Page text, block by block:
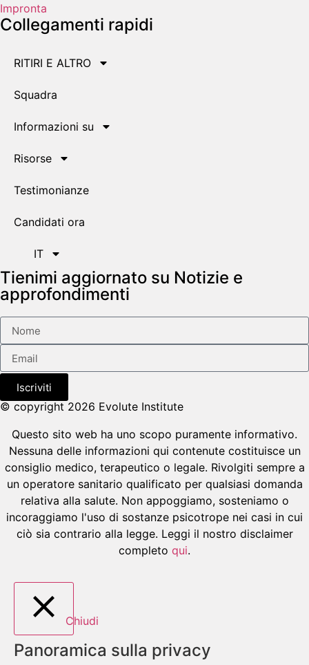
Impronta
Collegamenti rapidi
RITIRI E ALTRO
Squadra
Informazioni su
Risorse
Testimonianze
Candidati ora
IT
Tienimi aggiornato su Notizie e
approfondimenti
Iscriviti
© copyright 2026 Evolute Institute
Questo sito web ha uno scopo puramente informativo.
Nessuna delle informazioni qui contenute costituisce un
consiglio medico, terapeutico o legale. Rivolgiti sempre a
un operatore sanitario qualificato per qualsiasi domanda
relativa alla salute. Non appoggiamo, sosteniamo o
incoraggiamo l'uso di sostanze psicotrope nei casi in cui
ciò sia contrario alla legge. Leggi il nostro disclaimer
completo qui.
Chiudi
Panoramica sulla privacy